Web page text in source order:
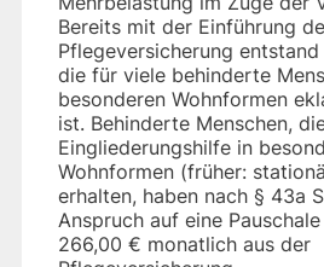
Bereits mit der Einführung
Pflegeversicherung entstand
die für viele behinderte
besonderen Wohnformen
ist. Behinderte Menschen,
Eingliederungshilfe in
Wohnformen (früher:
erhalten, haben nach § 43a
Anspruch auf eine
266,00 € monatlich aus der